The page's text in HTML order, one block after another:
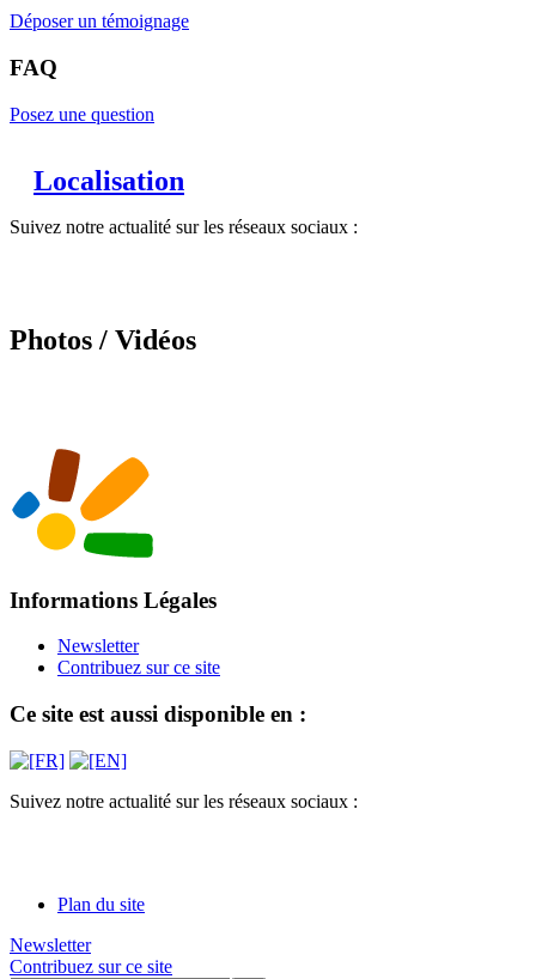
Déposer un témoignage
FAQ
Posez une question
Localisation
Suivez notre actualité sur les réseaux sociaux :
Photos / Vidéos
Informations Légales
Newsletter
Contribuez sur ce site
Ce site est aussi disponible en :
Suivez notre actualité sur les réseaux sociaux :
Plan du site
Newsletter
Contribuez sur ce site